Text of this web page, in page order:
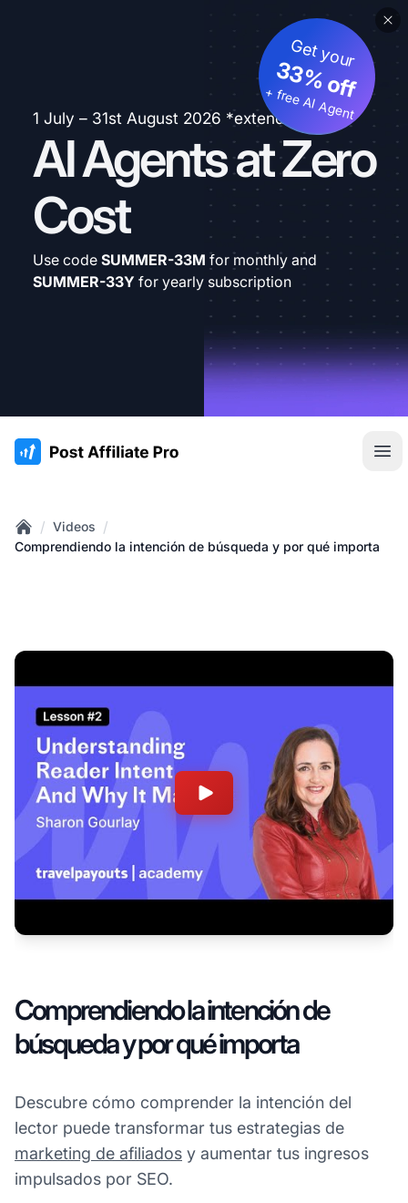
1 July – 31st August 2026 *extended
AI Agents at Zero
Cost
Get your
33% off
+ free AI Agent
Use code SUMMER-33M for monthly and
SUMMER-33Y for yearly subscription
:site.title
Home
/ Videos /
Comprendiendo la intención de búsqueda y por qué importa
Comprendiendo la intención de
búsqueda y por qué importa
Descubre cómo comprender la intención del
lector puede transformar tus estrategias de
marketing de afiliados y aumentar tus ingresos
impulsados por SEO.